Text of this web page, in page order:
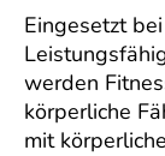
Eingesetzt
werden
körperliche
mit